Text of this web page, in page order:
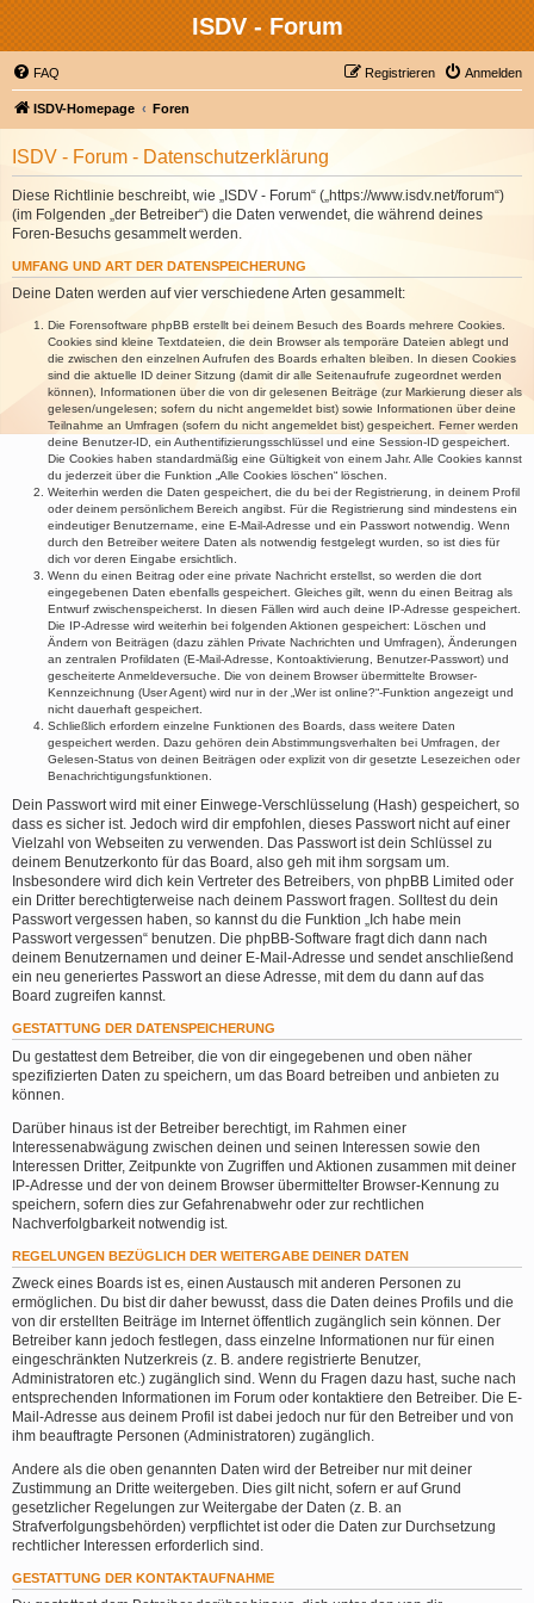
ISDV - Forum
FAQ Anmelden
Registrieren
ISDV-Homepage Foren
ISDV - Forum - Datenschutzerklärung
Diese Richtlinie beschreibt, wie „ISDV - Forum“ („https://www.isdv.net/forum“)
(im Folgenden „der Betreiber“) die Daten verwendet, die während deines
Foren-Besuchs gesammelt werden.
UMFANG UND ART DER DATENSPEICHERUNG
Deine Daten werden auf vier verschiedene Arten gesammelt:
Die Forensoftware phpBB erstellt bei deinem Besuch des Boards mehrere Cookies.
Cookies sind kleine Textdateien, die dein Browser als temporäre Dateien ablegt und
die zwischen den einzelnen Aufrufen des Boards erhalten bleiben. In diesen Cookies
sind die aktuelle ID deiner Sitzung (damit dir alle Seitenaufrufe zugeordnet werden
können), Informationen über die von dir gelesenen Beiträge (zur Markierung dieser als
gelesen/ungelesen; sofern du nicht angemeldet bist) sowie Informationen über deine
Teilnahme an Umfragen (sofern du nicht angemeldet bist) gespeichert. Ferner werden
deine Benutzer-ID, ein Authentifizierungsschlüssel und eine Session-ID gespeichert.
Die Cookies haben standardmäßig eine Gültigkeit von einem Jahr. Alle Cookies kannst
du jederzeit über die Funktion „Alle Cookies löschen“ löschen.
Weiterhin werden die Daten gespeichert, die du bei der Registrierung, in deinem Profil
oder deinem persönlichem Bereich angibst. Für die Registrierung sind mindestens ein
eindeutiger Benutzername, eine E-Mail-Adresse und ein Passwort notwendig. Wenn
durch den Betreiber weitere Daten als notwendig festgelegt wurden, so ist dies für
dich vor deren Eingabe ersichtlich.
Wenn du einen Beitrag oder eine private Nachricht erstellst, so werden die dort
eingegebenen Daten ebenfalls gespeichert. Gleiches gilt, wenn du einen Beitrag als
Entwurf zwischenspeicherst. In diesen Fällen wird auch deine IP-Adresse gespeichert.
Die IP-Adresse wird weiterhin bei folgenden Aktionen gespeichert: Löschen und
Ändern von Beiträgen (dazu zählen Private Nachrichten und Umfragen), Änderungen
an zentralen Profildaten (E-Mail-Adresse, Kontoaktivierung, Benutzer-Passwort) und
gescheiterte Anmeldeversuche. Die von deinem Browser übermittelte Browser-
Kennzeichnung (User Agent) wird nur in der „Wer ist online?“-Funktion angezeigt und
nicht dauerhaft gespeichert.
Schließlich erfordern einzelne Funktionen des Boards, dass weitere Daten
gespeichert werden. Dazu gehören dein Abstimmungsverhalten bei Umfragen, der
Gelesen-Status von deinen Beiträgen oder explizit von dir gesetzte Lesezeichen oder
Benachrichtigungsfunktionen.
Dein Passwort wird mit einer Einwege-Verschlüsselung (Hash) gespeichert, so
dass es sicher ist. Jedoch wird dir empfohlen, dieses Passwort nicht auf einer
Vielzahl von Webseiten zu verwenden. Das Passwort ist dein Schlüssel zu
deinem Benutzerkonto für das Board, also geh mit ihm sorgsam um.
Insbesondere wird dich kein Vertreter des Betreibers, von phpBB Limited oder
ein Dritter berechtigterweise nach deinem Passwort fragen. Solltest du dein
Passwort vergessen haben, so kannst du die Funktion „Ich habe mein
Passwort vergessen“ benutzen. Die phpBB-Software fragt dich dann nach
deinem Benutzernamen und deiner E-Mail-Adresse und sendet anschließend
ein neu generiertes Passwort an diese Adresse, mit dem du dann auf das
Board zugreifen kannst.
GESTATTUNG DER DATENSPEICHERUNG
Du gestattest dem Betreiber, die von dir eingegebenen und oben näher
spezifizierten Daten zu speichern, um das Board betreiben und anbieten zu
können.
Darüber hinaus ist der Betreiber berechtigt, im Rahmen einer
Interessenabwägung zwischen deinen und seinen Interessen sowie den
Interessen Dritter, Zeitpunkte von Zugriffen und Aktionen zusammen mit deiner
IP-Adresse und der von deinem Browser übermittelter Browser-Kennung zu
speichern, sofern dies zur Gefahrenabwehr oder zur rechtlichen
Nachverfolgbarkeit notwendig ist.
REGELUNGEN BEZÜGLICH DER WEITERGABE DEINER DATEN
Zweck eines Boards ist es, einen Austausch mit anderen Personen zu
ermöglichen. Du bist dir daher bewusst, dass die Daten deines Profils und die
von dir erstellten Beiträge im Internet öffentlich zugänglich sein können. Der
Betreiber kann jedoch festlegen, dass einzelne Informationen nur für einen
eingeschränkten Nutzerkreis (z. B. andere registrierte Benutzer,
Administratoren etc.) zugänglich sind. Wenn du Fragen dazu hast, suche nach
entsprechenden Informationen im Forum oder kontaktiere den Betreiber. Die E-
Mail-Adresse aus deinem Profil ist dabei jedoch nur für den Betreiber und von
ihm beauftragte Personen (Administratoren) zugänglich.
Andere als die oben genannten Daten wird der Betreiber nur mit deiner
Zustimmung an Dritte weitergeben. Dies gilt nicht, sofern er auf Grund
gesetzlicher Regelungen zur Weitergabe der Daten (z. B. an
Strafverfolgungsbehörden) verpflichtet ist oder die Daten zur Durchsetzung
rechtlicher Interessen erforderlich sind.
GESTATTUNG DER KONTAKTAUFNAHME